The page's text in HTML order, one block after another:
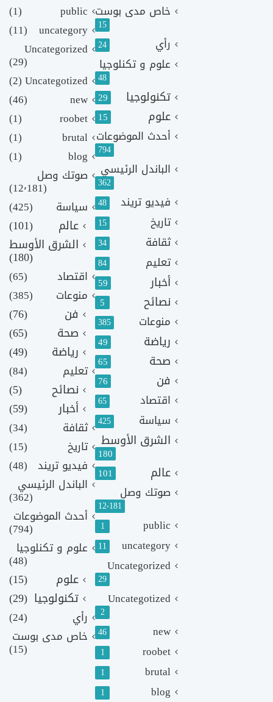
خاص مدى بوست
15
رأي 24
علوم و تكنلوجيا
48
تكنولوجيا 29
علوم 15
أحدث الموضوعات
794
الباندل الرئيسي
362
فيديو تريند 48
تاريخ 15
ثقافة 34
تعليم 84
أخبار 59
نصائح 5
منوعات 385
رياضة 49
صحة 65
فن 76
اقتصاد 65
سياسة 425
الشرق الأوسط
180
عالم 101
صوتك وصل
12٬181
public
1
uncategory
11
Uncategorized
29
Uncategotized
2
new
46
roobet
1
brutal
1
blog
1
public
(1)
uncategory
(11)
Uncategorized
(29)
Uncategotized
(2)
new
(46)
roobet
(1)
brutal
(1)
blog
(1)
صوتك وصل
(12٬181)
سياسة
(425)
عالم
(101)
الشرق الأوسط
(180)
اقتصاد
(65)
منوعات
(385)
فن
(76)
صحة
(65)
رياضة
(49)
تعليم (84)
نصائح
(5)
أخبار
(59)
ثقافة
(34)
تاريخ
(15)
فيديو تريند (48)
الباندل الرئيسي
(362)
أحدث الموضوعات
(794)
علوم و تكنلوجيا
(48)
علوم
(15)
تكنولوجيا (29)
رأي
(24)
خاص مدى بوست
(15)